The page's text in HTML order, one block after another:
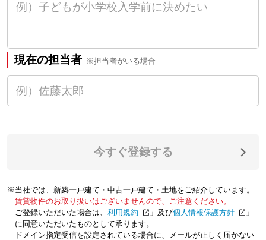
現在の担当者 ※担当者がいる場合
今すぐ登録する
※当社では、新築一戸建て・中古一戸建て・土地をご紹介しています。
賃貸物件のお取り扱いはございませんので、ご注意ください。
ご登録いただいた場合は、「利用規約 」及び「個人情報保護方針
」
に同意いただいたものとして承ります。
ドメイン指定受信を設定されている場合に、メールが正しく届かない